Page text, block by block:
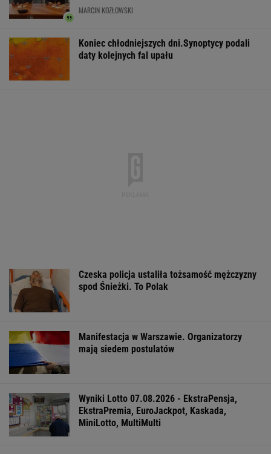
MARCIN KOZŁOWSKI
Koniec chłodniejszych dni.Synoptycy podali
daty kolejnych fal upału
Czeska policja ustaliła tożsamość mężczyzny
spod Śnieżki. To Polak
Manifestacja w Warszawie. Organizatorzy
mają siedem postulatów
Wyniki Lotto 07.08.2026 - EkstraPensja,
EkstraPremia, EuroJackpot, Kaskada,
MiniLotto, MultiMulti